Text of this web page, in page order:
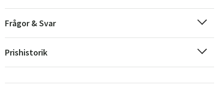
Sverige
Danmark
Norge
Suomi
Frågor & Svar
Prishistorik